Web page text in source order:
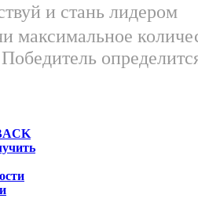
и стань лидером
максимальное
Победитель